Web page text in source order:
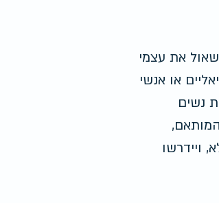
את עצמי
או אנשי
נשים
ויידרשו